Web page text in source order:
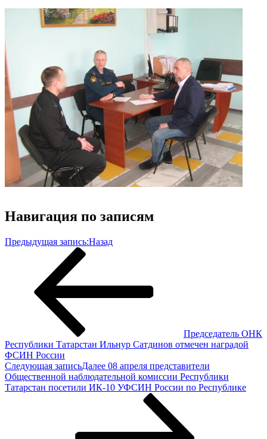
Навигация по записям
Предыдущая запись:Назад
Председатель ОНК
Республики Татарстан Ильнур Сатдинов отмечен наградой
ФСИН России
Следующая записьДалее 08 апреля представители
Общественной наблюдательной комиссии Республики
Татарстан посетили ИК-10 УФСИН России по Республике